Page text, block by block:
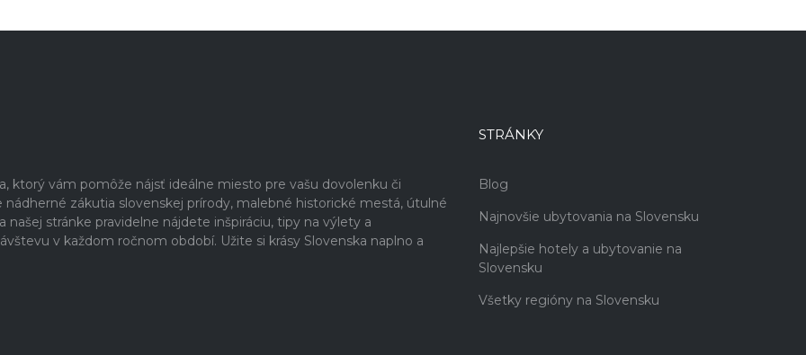
ktorý vám pomôže nájsť ideálne miesto pre vašu dovolenku či
zákutia slovenskej prírody, malebné historické mestá, útulné
stránke pravidelne nájdete inšpiráciu, tipy na výlety a
v každom ročnom období. Užite si krásy Slovenska naplno a
STRÁNKY
Blog
Najnovšie ubytovania na Slovensku
Najlepšie hotely a ubytovanie na
Slovensku
Všetky regióny na Slovensku